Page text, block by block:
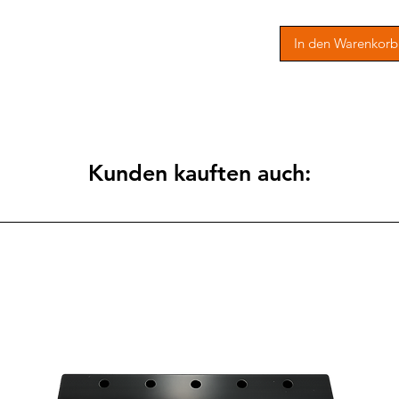
In den Warenkorb
Kunden kauften auch: